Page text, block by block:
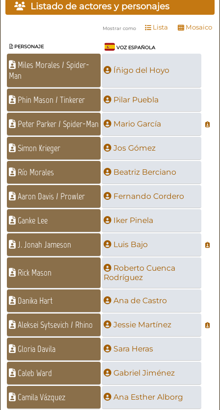
Listado de actores y personajes
Mostrar como Lista Mosaico
PERSONAJE VOZ ESPAÑOLA
Miles Morales / Spider-
Man
Íñigo del Hoyo
Phin Mason / Tinkerer Pilar Puebla
Peter Parker / Spider-Man Mario García
Simon Krieger Jos Gómez
Río Morales Beatriz Berciano
Aaron Davis / Prowler Fernando Cordero
Ganke Lee Iker Pinela
J. Jonah Jameson Luis Bajo
Rick Mason
Roberto Cuenca
Rodríguez
Danika Hart Ana de Castro
Aleksei Sytsevich / Rhino Jessie Martínez
Gloria Davila Sara Heras
Caleb Ward Gabriel Jiménez
Camila Vázquez Ana Esther Alborg